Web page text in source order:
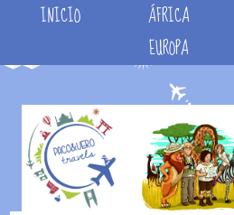
INICIO ÁFRICA
EUROPA